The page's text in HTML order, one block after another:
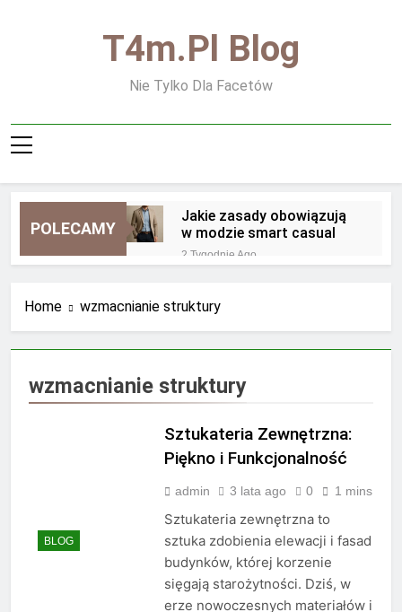
T4m.pl Blog
Nie Tylko Dla Facetów
POLECAMY
Jakie zasady obowiązują
w modzie smart casual
2 Tygodnie Ago
męskiej
2 Tygodnie Ago
Jakie zapachy są
najbardziej uniwersalne dla
Jakie zapachy najlepiej
3 Tygodnie Ago
Jakie zapachy najlepiej
pasują na randkę
3 Tygodnie Ago
Jakie treningi są
najlepsze dla mężczyzn
po 40.
Jakie są zasady noszenia
garnituru
trzyczęściowego
Home wzmacnianie struktury
wzmacnianie struktury
BLOG
Sztukateria Zewnętrzna:
Piękno i Funkcjonalność
admin 3 lata ago 0 1 mins
Sztukateria zewnętrzna to
sztuka zdobienia elewacji i fasad
budynków, której korzenie
sięgają starożytności. Dziś, w
erze nowoczesnych materiałów i